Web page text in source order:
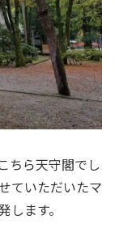
ちら天守閣でし
ていただいたマ
ます。